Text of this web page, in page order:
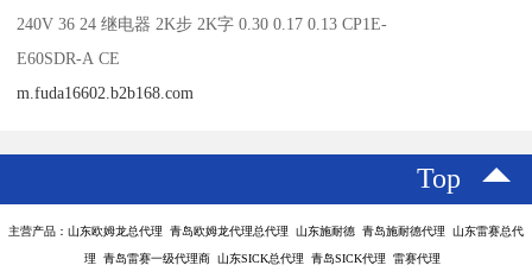
240V 36 24 继电器 2K步 2K字 0.30 0.17 0.13 CP1E-
E60SDR-A CE
m.fuda16602.b2b168.com
Top
主营产品：山东欧姆龙总代理 青岛欧姆龙代理总代理 山东施耐德 青岛施耐德代理 山东雷赛总代
理 青岛雷赛一级代理商 山东SICK总代理 青岛SICK代理 雷赛代理